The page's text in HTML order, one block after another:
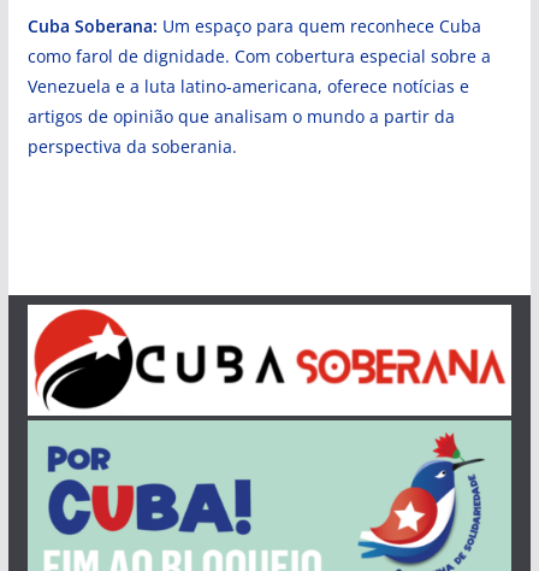
Cuba Soberana: Um espaço para quem reconhece Cuba
como farol de dignidade. Com cobertura especial sobre a
Venezuela e a luta latino-americana, oferece notícias e
artigos de opinião que analisam o mundo a partir da
perspectiva da soberania.